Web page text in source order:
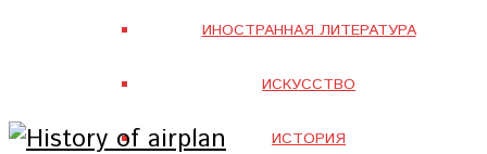
ИНОСТРАННАЯ ЛИТЕРАТУРА
ИСКУССТВО
ИСТОРИЯ